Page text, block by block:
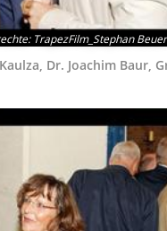
:TrapezFilm_Stephan
Dr. Joachim Baur,